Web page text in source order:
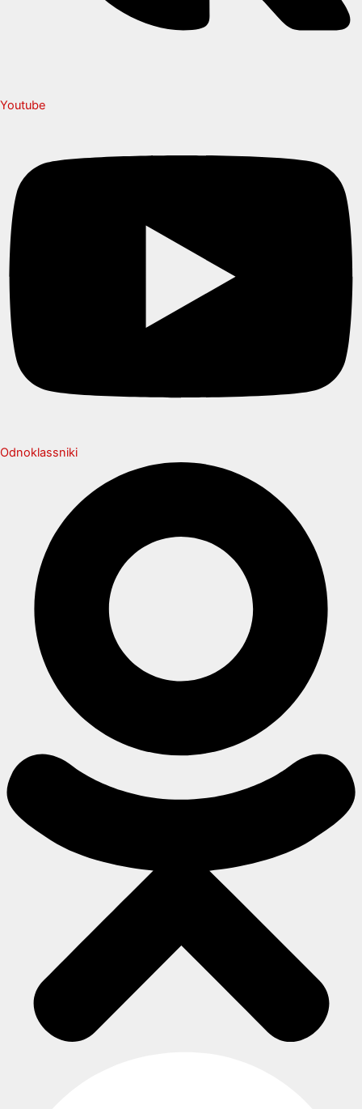
Youtube
Odnoklassniki